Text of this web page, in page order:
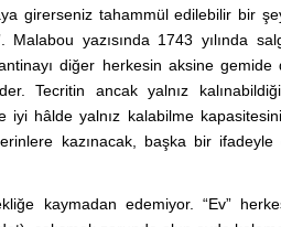
girerseniz tahammül edilebilir bir
yazısında 1743 yılında
diğer herkesin aksine
Tecritin ancak yalnız
iyi hâlde yalnız kalabilme
kazınacak, başka bir
kaymadan edemiyor. “Ev”